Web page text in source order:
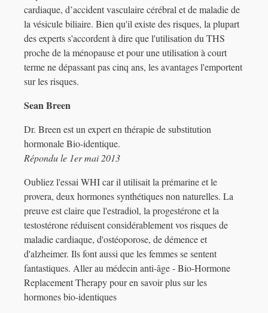
cardiaque, d’accident vasculaire cérébral et de maladie de
la vésicule biliaire. Bien qu'il existe des risques, la plupart
des experts s'accordent à dire que l'utilisation du THS
proche de la ménopause et pour une utilisation à court
terme ne dépassant pas cinq ans, les avantages l'emportent
sur les risques.
Sean Breen
Dr. Breen est un expert en thérapie de substitution
hormonale Bio-identique.
Répondu le 1er mai 2013
Oubliez l'essai WHI car il utilisait la prémarine et le
provera, deux hormones synthétiques non naturelles. La
preuve est claire que l'estradiol, la progestérone et la
testostérone réduisent considérablement vos risques de
maladie cardiaque, d'ostéoporose, de démence et
d'alzheimer. Ils font aussi que les femmes se sentent
fantastiques. Aller au médecin anti-âge - Bio-Hormone
Replacement Therapy pour en savoir plus sur les
hormones bio-identiques